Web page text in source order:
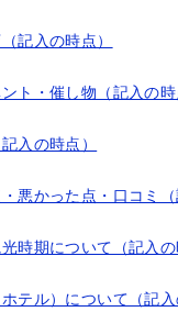
記入の時点）
ト・催し物（記入の時
入の時点）
悪かった点・口コミ（
時期について（記入の
テル）について（記入